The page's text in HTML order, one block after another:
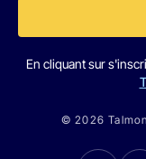
En cliquant sur
© 2026